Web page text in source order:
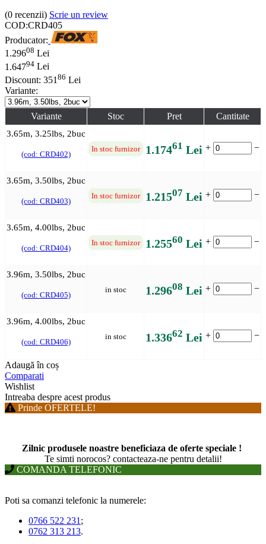
(0 recenzii) Scrie un review
COD:CRD405
Producator:
1.29608 Lei
1.64794 Lei
Discount: 351 86 Lei
Variante:
Variante Stoc Pret Cantitate
3.65m, 3.25lbs, 2buc
(cod: CRD402)
In stoc furnizor 1.17461 Lei + −
3.65m, 3.50lbs, 2buc
(cod: CRD403)
In stoc furnizor 1.21507 Lei + −
3.65m, 4.00lbs, 2buc
(cod: CRD404)
In stoc furnizor 1.25560 Lei + −
3.96m, 3.50lbs, 2buc
(cod: CRD405)
in stoc 1.29608 Lei + −
3.96m, 4.00lbs, 2buc
(cod: CRD406)
in stoc 1.33662 Lei + −
Adaugă în coș
Comparati
Wishlist
Intreaba despre acest produs
Prinde OFERTELE!
Zilnic produsele noastre beneficiaza de oferte speciale !
Te simti norocos? contacteaza-ne pentru detalii!
COMANDA TELEFONIC
Poti sa comanzi telefonic la numerele:
0766 522 231 ;
0762 313 213.